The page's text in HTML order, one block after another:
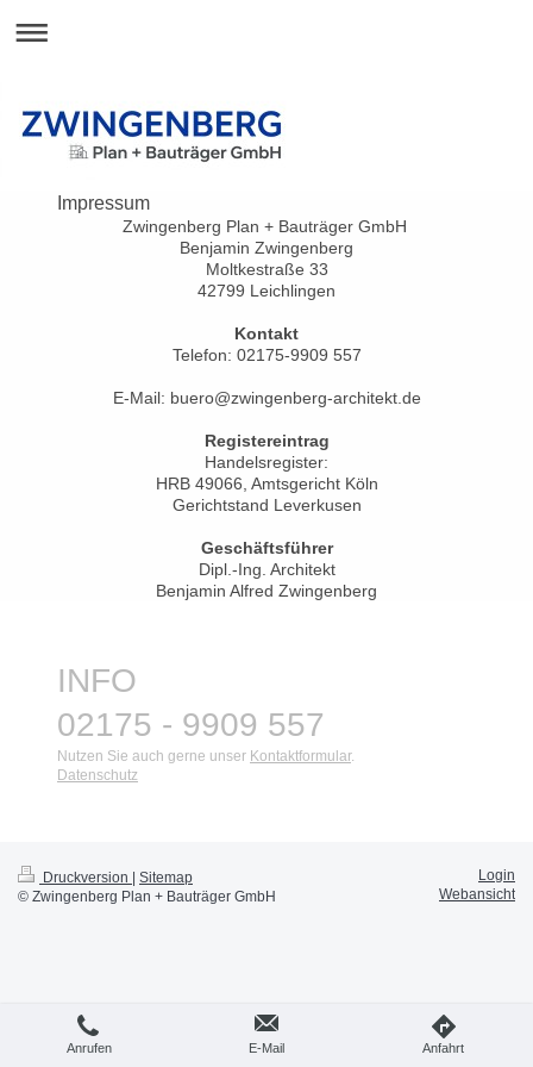
Impressum
Zwingenberg Plan + Bauträger GmbH
Benjamin Zwingenberg
Moltkestraße 33
42799 Leichlingen
Kontakt
Telefon: 02175-9909 557
E-Mail: buero@zwingenberg-architekt.de
Registereintrag
Handelsregister:
HRB 49066, Amtsgericht Köln
Gerichtstand Leverkusen
Geschäftsführer
Dipl.-Ing. Architekt
Benjamin Alfred Zwingenberg
INFO
02175 - 9909 557
Nutzen Sie auch gerne unser Kontaktformular.
Datenschutz
Druckversion
Sitemap
© Zwingenberg Plan + Bauträger GmbH
Login
Webansicht
Anrufen E-Mail Anfahrt